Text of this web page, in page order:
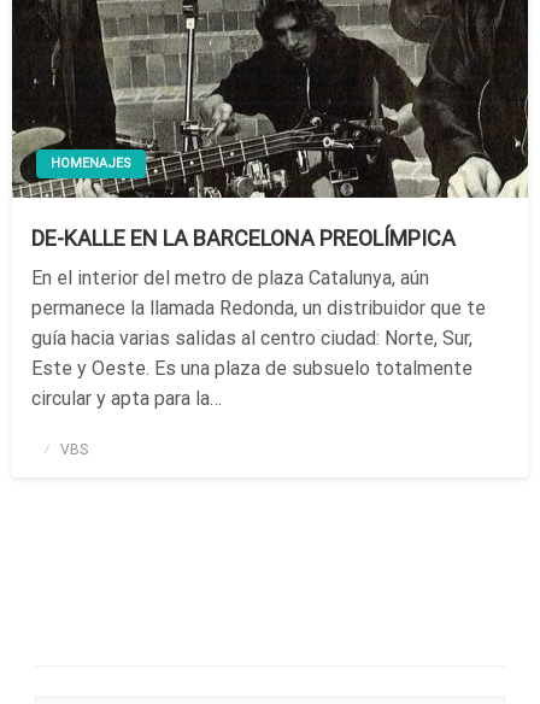
HOMENAJES
DE-KALLE EN LA BARCELONA PREOLÍMPICA
En el interior del metro de plaza Catalunya, aún
permanece la llamada Redonda, un distribuidor que te
guía hacia varias salidas al centro ciudad: Norte, Sur,
Este y Oeste. Es una plaza de subsuelo totalmente
circular y apta para la…
Publicado
VBS